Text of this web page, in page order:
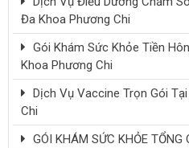
Đa Khoa Phương Chi
Gói Khám Sức Khỏe Tiền
Khoa Phương Chi
Dịch Vụ Vaccine Trọn Gói
Chi
GÓI KHÁM SỨC KHỎE TỔNG